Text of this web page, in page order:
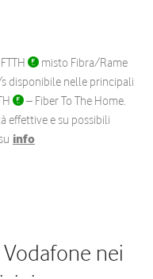
misto Fibra/Rame
disponibile nelle principali
– Fiber To The Home.
effettive e su possibili
info
nei